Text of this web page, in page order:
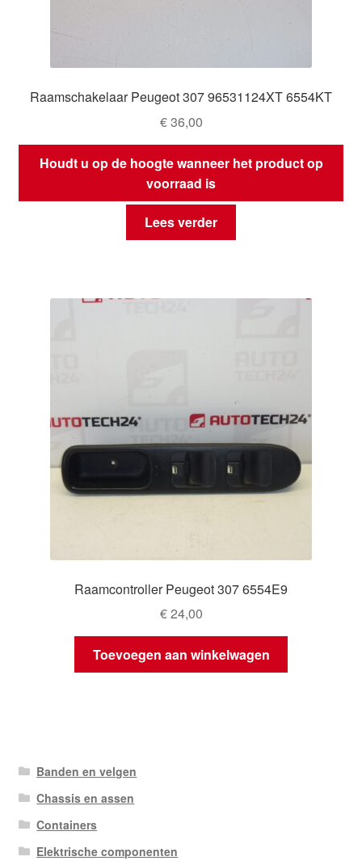
Raamschakelaar Peugeot 307 96531124XT 6554KT
€36,00
Houdt u op de hoogte wanneer het product op
voorraad is
Lees verder
Raamcontroller Peugeot 307 6554E9
€24,00
Toevoegen aan winkelwagen
Banden en velgen
Chassis en assen
Containers
Elektrische componenten